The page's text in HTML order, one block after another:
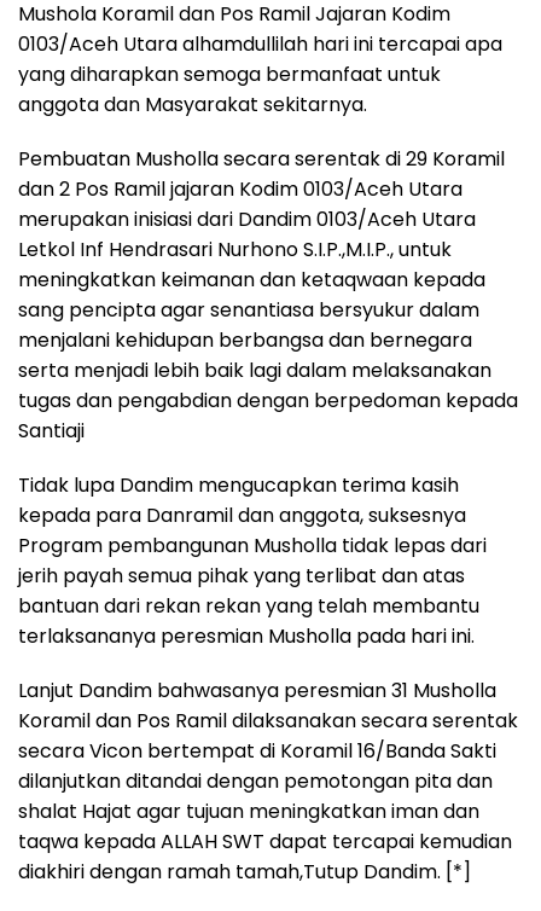
Mushola Koramil dan Pos Ramil Jajaran Kodim
0103/Aceh Utara alhamdullilah hari ini tercapai apa
yang diharapkan semoga bermanfaat untuk
anggota dan Masyarakat sekitarnya.
Pembuatan Musholla secara serentak di 29 Koramil
dan 2 Pos Ramil jajaran Kodim 0103/Aceh Utara
merupakan inisiasi dari Dandim 0103/Aceh Utara
Letkol Inf Hendrasari Nurhono S.I.P.,M.I.P., untuk
meningkatkan keimanan dan ketaqwaan kepada
sang pencipta agar senantiasa bersyukur dalam
menjalani kehidupan berbangsa dan bernegara
serta menjadi lebih baik lagi dalam melaksanakan
tugas dan pengabdian dengan berpedoman kepada
Santiaji
Tidak lupa Dandim mengucapkan terima kasih
kepada para Danramil dan anggota, suksesnya
Program pembangunan Musholla tidak lepas dari
jerih payah semua pihak yang terlibat dan atas
bantuan dari rekan rekan yang telah membantu
terlaksananya peresmian Musholla pada hari ini.
Lanjut Dandim bahwasanya peresmian 31 Musholla
Koramil dan Pos Ramil dilaksanakan secara serentak
secara Vicon bertempat di Koramil 16/Banda Sakti
dilanjutkan ditandai dengan pemotongan pita dan
shalat Hajat agar tujuan meningkatkan iman dan
taqwa kepada ALLAH SWT dapat tercapai kemudian
diakhiri dengan ramah tamah,Tutup Dandim. [*]